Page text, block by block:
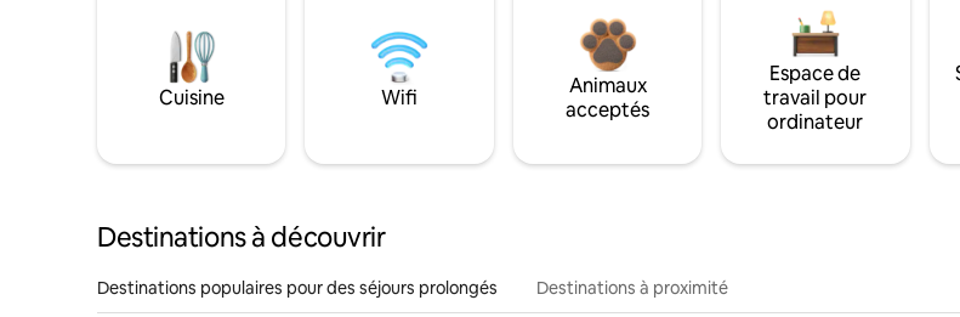
Cuisine Wifi
Animaux
acceptés
Espace de
travail pour
ordinateur
Destinations à découvrir
Destinations populaires pour des séjours prolongés Destinations à proximité